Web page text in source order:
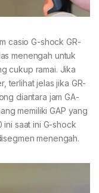
casio G-shock GR-
menengah untuk
cukup ramai. Jika
terlihat jelas jika GR-
diantara jam GA-
memiliki GAP yang
ini saat ini G-shock
menengah.